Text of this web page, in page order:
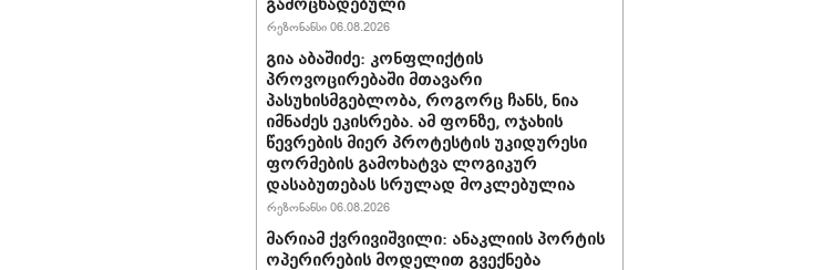
გამოცხადებული
რეზონანსი 06.08.2026
გია აბაშიძე: კონფლიქტის
პროვოცირებაში მთავარი
პასუხისმგებლობა, როგორც ჩანს, ნია
იმნაძეს ეკისრება. ამ ფონზე, ოჯახის
წევრების მიერ პროტესტის უკიდურესი
ფორმების გამოხატვა ლოგიკურ
დასაბუთებას სრულად მოკლებულია
რეზონანსი 06.08.2026
მარიამ ქვრივიშვილი: ანაკლიის პორტის
ოპერირების მოდელით გვექნება